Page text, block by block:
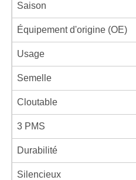
Saison
Équipement d'origine (OE)
Usage
Semelle
Cloutable
3 PMS
Durabilité
Silencieux